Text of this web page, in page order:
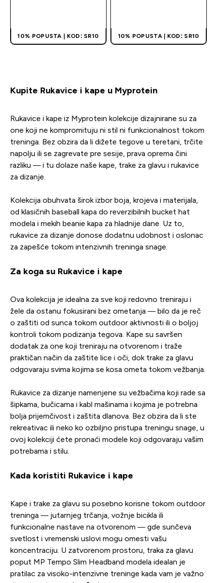
10% POPUSTA | KOD: SR10 10% POPUSTA | KOD: SR10
Kupite Rukavice i kape u Myprotein
Rukavice i kape iz Myprotein kolekcije dizajnirane su za
one koji ne kompromituju ni stil ni funkcionalnost tokom
treninga. Bez obzira da li dižete tegove u teretani, trčite
napolju ili se zagrevate pre sesije, prava oprema čini
razliku — i tu dolaze naše kape, trake za glavu i rukavice
za dizanje.
Kolekcija obuhvata širok izbor boja, krojeva i materijala,
od klasičnih baseball kapa do reverzibilnih bucket hat
modela i mekih beanie kapa za hladnije dane. Uz to,
rukavice za dizanje donose dodatnu udobnost i oslonac
za zapešće tokom intenzivnih treninga snage.
Za koga su Rukavice i kape
Ova kolekcija je idealna za sve koji redovno treniraju i
žele da ostanu fokusirani bez ometanja — bilo da je reč
o zaštiti od sunca tokom outdoor aktivnosti ili o boljoj
kontroli tokom podizanja tegova. Kape su savršen
dodatak za one koji treniraju na otvorenom i traže
praktičan način da zaštite lice i oči, dok trake za glavu
odgovaraju svima kojima se kosa ometa tokom vežbanja.
Rukavice za dizanje namenjene su vežbačima koji rade sa
šipkama, bučicama i kabl mašinama i kojima je potrebna
bolja prijemčivost i zaštita dlanova. Bez obzira da li ste
rekreativac ili neko ko ozbiljno pristupa treningu snage, u
ovoj kolekciji ćete pronaći modele koji odgovaraju vašim
potrebama i stilu.
Kada koristiti Rukavice i kape
Kape i trake za glavu su posebno korisne tokom outdoor
treninga — jutarnjeg trčanja, vožnje bicikla ili
funkcionalne nastave na otvorenom — gde sunčeva
svetlost i vremenski uslovi mogu omesti vašu
koncentraciju. U zatvorenom prostoru, traka za glavu
poput MP Tempo Slim Headband modela idealan je
pratilac za visoko-intenzivne treninge kada vam je važno